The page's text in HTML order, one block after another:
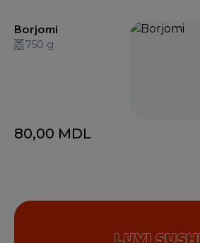
Borjomi
750 g
80,00 MDL
LUVI